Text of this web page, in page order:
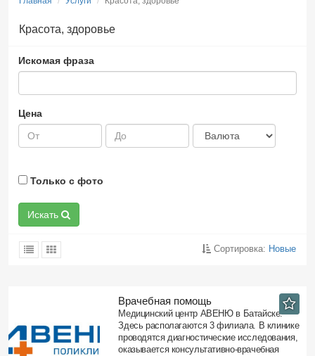
Красота, здоровье
Искомая фраза
Цена
Только с фото
Искать
Сортировка: Новые
Врачебная помощь
Медицинский центр АВЕНЮ в Батайске.
Здесь располагаются 3 филиала. В клинике
проводятся диагностические исследования,
оказывается консультативно-врачебная